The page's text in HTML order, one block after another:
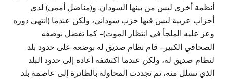
أنظمة أخرى ليس من بينها السودان. و(مناضل أممي) لدى
أحزاب عربية ليس فيها حزب سوداني، ولكن عندما (انتهى دوره
وعز عليه الملجأ في انتظار الموت) – كما تفضل بوصفه
الصحافي الكبير – قام نظام صديق له بوضعه على حدود بلد
لنظام صديق له، ولكن عندما اكتشفه أعاده إلى حدود البلد
الذي تسلل منه، ثم تجددت المحاولة بالطائرة إلى عاصمة بلد